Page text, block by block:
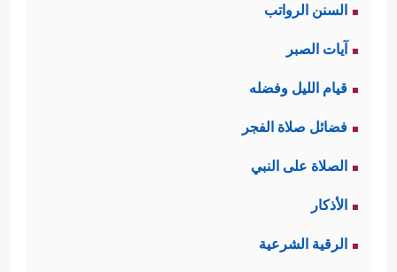
السنن الرواتب
آيات الصبر
قيام الليل وفضله
فضائل صلاة الفجر
الصلاة على النبي
الأذكار
الرقية الشرعية